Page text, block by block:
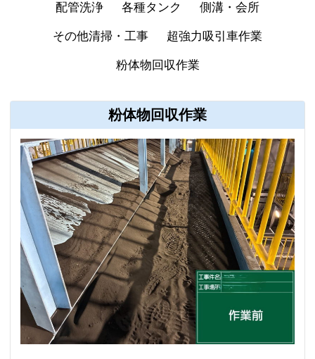
配管洗浄 各種タンク 側溝・会所
その他清掃・工事 超強力吸引車作業
粉体物回収作業
粉体物回収作業